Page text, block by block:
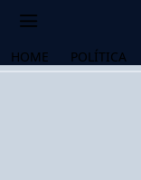
HOME POLÍTICA